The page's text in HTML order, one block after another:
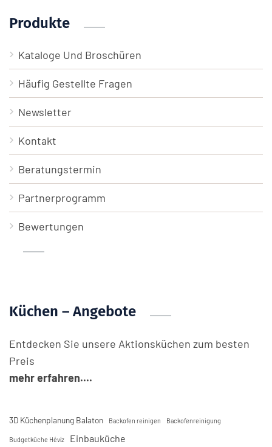
Produkte
Kataloge Und Broschüren
Häufig Gestellte Fragen
Newsletter
Kontakt
Beratungstermin
Partnerprogramm
Bewertungen
Küchen – Angebote
Entdecken Sie unsere Aktionsküchen zum besten
Preis
mehr erfahren....
3D Küchenplanung Balaton Backofen reinigen Backofenreinigung
Budgetküche Hévíz Einbauküche